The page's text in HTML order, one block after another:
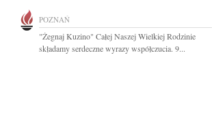
POZNAŃ
"Żegnaj Kuzino" Całej Naszej Wielkiej Rodzinie
składamy serdeczne wyrazy współczucia. 9...